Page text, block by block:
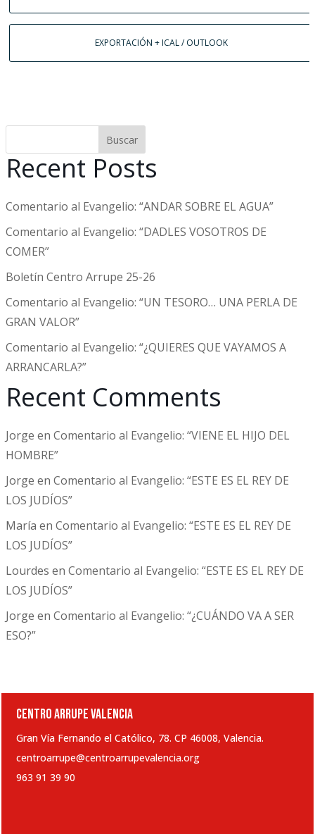
EXPORTACIÓN + ICAL / OUTLOOK
Buscar
Recent Posts
Comentario al Evangelio: “ANDAR SOBRE EL AGUA”
Comentario al Evangelio: “DADLES VOSOTROS DE
COMER”
Boletín Centro Arrupe 25-26
Comentario al Evangelio: “UN TESORO… UNA PERLA DE
GRAN VALOR”
Comentario al Evangelio: “¿QUIERES QUE VAYAMOS A
ARRANCARLA?”
Recent Comments
Jorge en Comentario al Evangelio: “VIENE EL HIJO DEL
HOMBRE”
Jorge en Comentario al Evangelio: “ESTE ES EL REY DE
LOS JUDÍOS”
María en Comentario al Evangelio: “ESTE ES EL REY DE
LOS JUDÍOS”
Lourdes en Comentario al Evangelio: “ESTE ES EL REY DE
LOS JUDÍOS”
Jorge en Comentario al Evangelio: “¿CUÁNDO VA A SER
ESO?”
CENTRO ARRUPE VALENCIA
Gran Vía Fernando el Católico, 78. CP 46008, Valencia.
centroarrupe@centroarrupevalencia.org
963 91 39 90